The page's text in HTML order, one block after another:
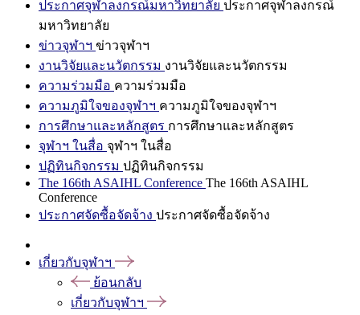
ประกาศจุฬาลงกรณ์มหาวิทยาลัย ประกาศจุฬาลงกรณ์
มหาวิทยาลัย
ข่าวจุฬาฯ ข่าวจุฬาฯ
งานวิจัยและนวัตกรรม งานวิจัยและนวัตกรรม
ความร่วมมือ ความร่วมมือ
ความภูมิใจของจุฬาฯ ความภูมิใจของจุฬาฯ
การศึกษาและหลักสูตร การศึกษาและหลักสูตร
จุฬาฯ ในสื่อ จุฬาฯ ในสื่อ
ปฏิทินกิจกรรม ปฏิทินกิจกรรม
The 166th ASAIHL Conference The 166th ASAIHL
Conference
ประกาศจัดซื้อจัดจ้าง ประกาศจัดซื้อจัดจ้าง
เกี่ยวกับจุฬาฯ
ย้อนกลับ
เกี่ยวกับจุฬาฯ